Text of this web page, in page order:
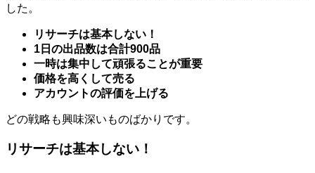
した。
リサーチは基本しない！
1日の出品数は合計900品
一時は集中して頑張ることが重要
価格を高くして売る
アカウントの評価を上げる
どの戦略も興味深いものばかりです。
リサーチは基本しない！